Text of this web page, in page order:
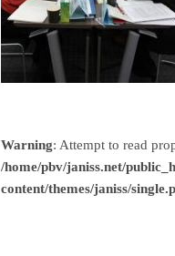
Warning: Attempt to read
/home/pbv/janiss.net/
content/themes/janiss/